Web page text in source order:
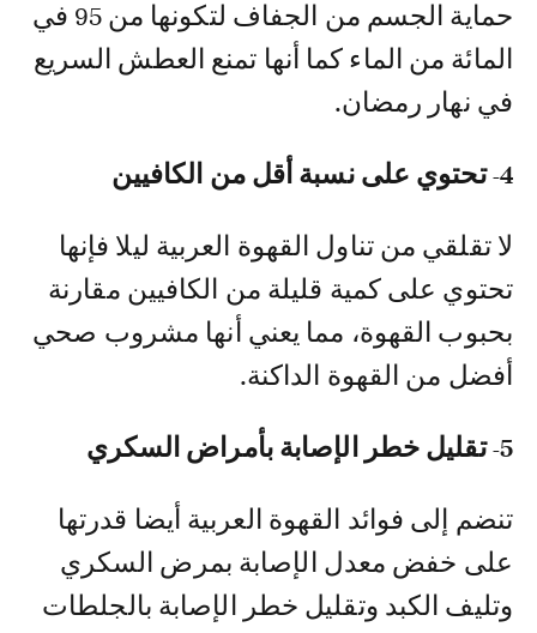
حماية الجسم من الجفاف لتكونها من 95 في
المائة من الماء كما أنها تمنع العطش السريع
في نهار رمضان.
4- تحتوي على نسبة أقل من الكافيين
لا تقلقي من تناول القهوة العربية ليلا فإنها
تحتوي على كمية قليلة من الكافيين مقارنة
بحبوب القهوة، مما يعني أنها مشروب صحي
أفضل من القهوة الداكنة.
5- تقليل خطر الإصابة بأمراض السكري
تنضم إلى فوائد القهوة العربية أيضا قدرتها
على خفض معدل الإصابة بمرض السكري
وتليف الكبد وتقليل خطر الإصابة بالجلطات